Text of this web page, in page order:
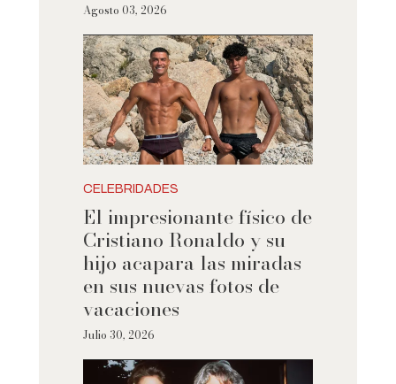
Agosto 03, 2026
CELEBRIDADES
El impresionante físico de
Cristiano Ronaldo y su
hijo acapara las miradas
en sus nuevas fotos de
vacaciones
Julio 30, 2026